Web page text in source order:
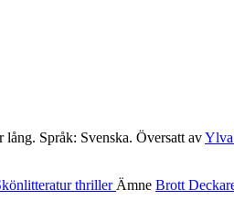
Språk: Svenska. Översatt av
thriller Ämne Brott